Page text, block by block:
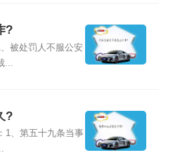
?
被处罚人不服公安
?
1、第五十九条当事